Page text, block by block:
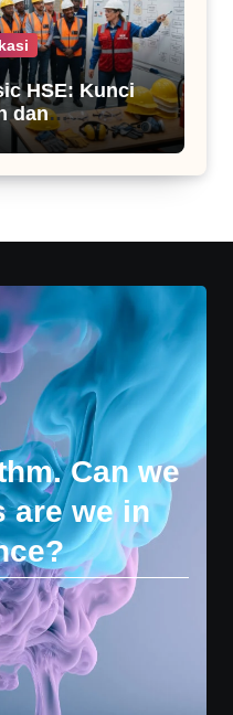
HSE: Kunci
dan
Kerja
Can we
are we in